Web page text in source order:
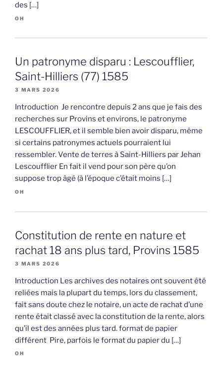
des […]
OH
Un patronyme disparu : Lescoufflier,
Saint-Hilliers (77) 1585
3 MARS 2026
Introduction Je rencontre depuis 2 ans que je fais des
recherches sur Provins et environs, le patronyme
LESCOUFFLIER, et il semble bien avoir disparu, même
si certains patronymes actuels pourraient lui
ressembler. Vente de terres à Saint-Hilliers par Jehan
Lescoufflier En fait il vend pour son père qu’on
suppose trop âgé (à l’époque c’était moins […]
OH
Constitution de rente en nature et
rachat 18 ans plus tard, Provins 1585
3 MARS 2026
Introduction Les archives des notaires ont souvent été
reliées mais la plupart du temps, lors du classement,
fait sans doute chez le notaire, un acte de rachat d’une
rente était classé avec la constitution de la rente, alors
qu’il est des années plus tard. format de papier
différent Pire, parfois le format du papier du […]
OH